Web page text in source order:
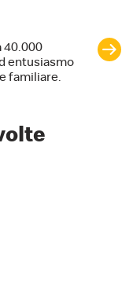
40.000
entusiasmo
familiare.